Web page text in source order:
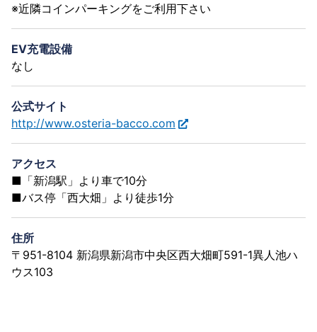
※近隣コインパーキングをご利用下さい
EV充電設備
なし
公式サイト
http://www.osteria-bacco.com
アクセス
■「新潟駅」より車で10分
■バス停「西大畑」より徒歩1分
住所
〒951-8104 新潟県新潟市中央区西大畑町591-1異人池ハ
ウス103